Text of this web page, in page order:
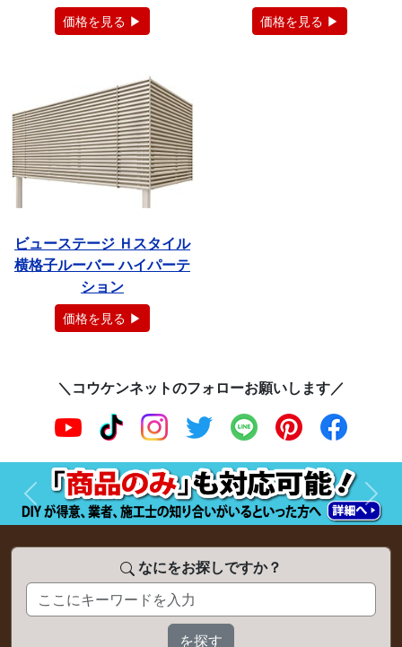
価格を見る ▶ 価格を見る ▶
ビューステージ Ｈスタイル
横格子ルーバー ハイパーテ
ション
価格を見る ▶
＼コウケンネットのフォローお願いします／
前へ 次へ
なにをお探しですか？